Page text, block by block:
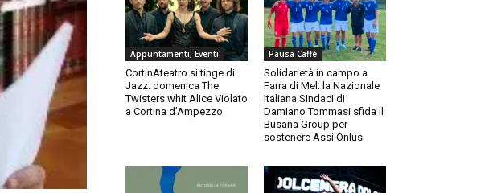
Appuntamenti, Eventi
CortinAteatro si tinge di
Jazz: domenica The
Twisters whit Alice Violato
a Cortina d’Ampezzo
Pausa Caffè
Solidarietà in campo a
Farra di Mel: la Nazionale
Italiana Sindaci di
Damiano Tommasi sfida il
Busana Group per
sostenere Assi Onlus